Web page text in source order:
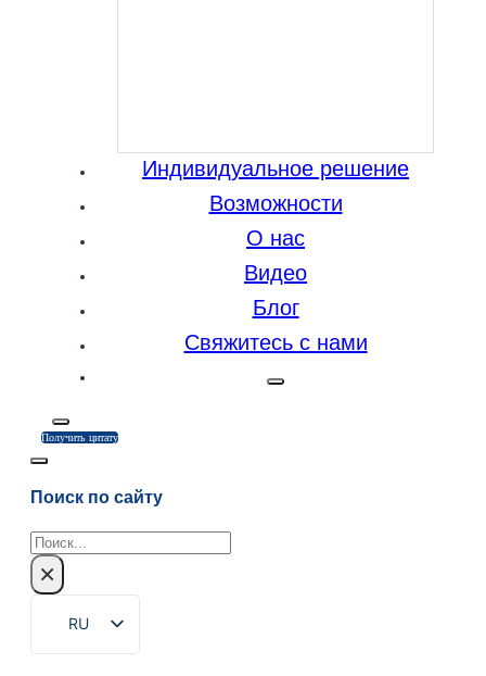
Индивидуальное решение
Возможности
О нас
Видео
Блог
Свяжитесь с нами
Получить цитату
Поиск по сайту
Поиск
×
RU
EN